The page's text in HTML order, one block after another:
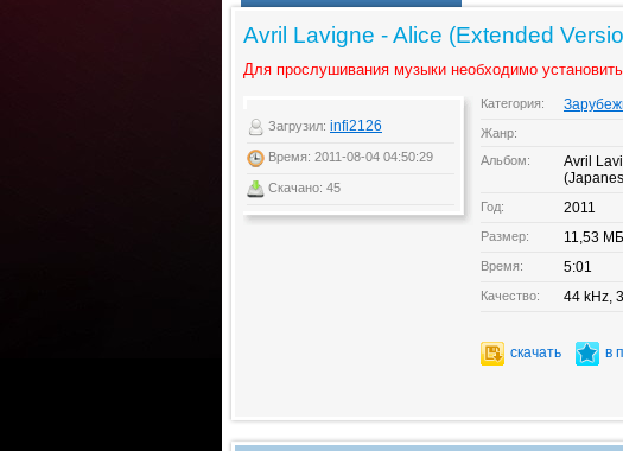
Avril Lavigne - Alice (Extended
Для прослушивания музыки необходимо установить
Загрузил: infi2126
Время: 2011-08-04 04:50:29
Скачано: 45
Категория:
Жанр:
Альбом:
Avril
Год: 2011
Размер: 11,53 МБ
Время: 5:01
Качество: 44 kHz,
скачать в